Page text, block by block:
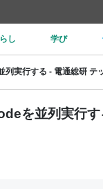
し 学び
実行する - 電通総研 テ
を並列実行す